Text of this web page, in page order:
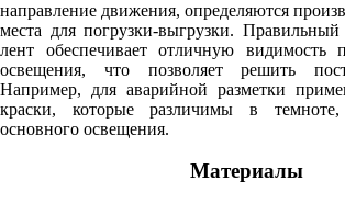
направление движения, определяются
места для погрузки-выгрузки.
лент обеспечивает отличную
освещения, что позволяет решить
Например, для аварийной разметки
краски, которые различимы в
основного освещения.
Материалы